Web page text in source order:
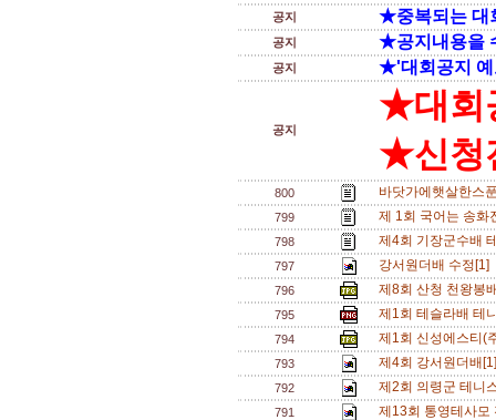
공지 ★중복되는 대
공지 ★공지내용을
공지 ★'대회공지 예
공지
★대회
★신청
800 바닷가에햇살한스
799 제 1회 국어는 송
798 제4회 기장군수배
797 강서원더배 수정[1]
796 제8회 산청 천왕봉
795 제1회 테슬라배 테
794 제1회 신성에스티(
793 제4회 강서원더배
792 제2회 의령군 테니
791 제13회 통영테사